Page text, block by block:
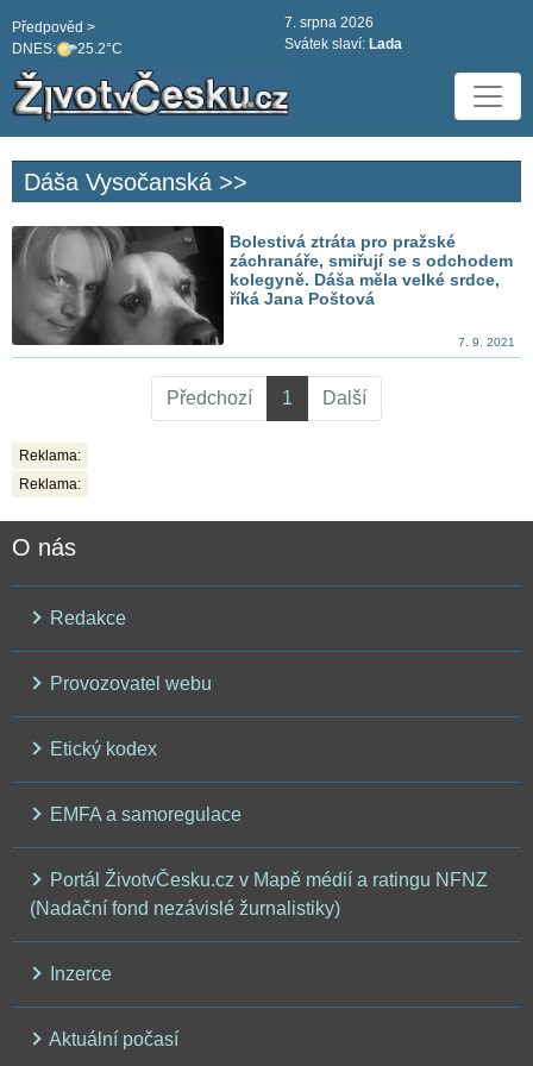
DNES: 25.2°C
Předpověd >
7. srpna 2026
Svátek slaví: Lada
Dáša Vysočanská >>
Bolestivá ztráta pro pražské
záchranáře, smiřují se s odchodem
kolegyně. Dáša měla velké srdce,
říká Jana Poštová
7. 9. 2021
Předchozí 1 Další
Reklama:
Reklama:
O nás
Redakce
Provozovatel webu
Etický kodex
EMFA a samoregulace
Portál ŽivotvČesku.cz v Mapě médií a ratingu NFNZ
(Nadační fond nezávislé žurnalistiky)
Inzerce
Aktuální počasí